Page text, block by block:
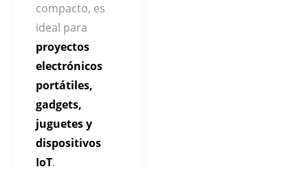
compacto, es
ideal para
proyectos
electrónicos
portátiles,
gadgets,
juguetes y
dispositivos
IoT.